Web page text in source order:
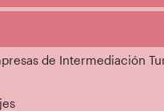
de Intermediación